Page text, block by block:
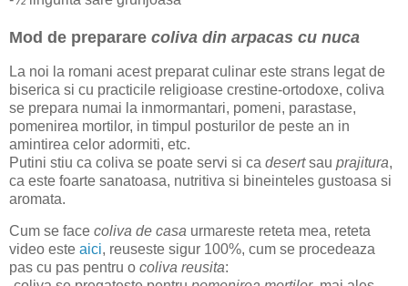
Mod de preparare coliva din arpacas cu nuca
La noi la romani acest preparat culinar este strans legat de
biserica si cu practicile religioase crestine-ortodoxe, coliva
se prepara numai la inmormantari, pomeni, parastase,
pomenirea mortilor, in timpul posturilor de peste an in
amintirea celor adormiti, etc.
Putini stiu ca coliva se poate servi si ca desertsau prajitura,
ca este foarte sanatoasa, nutritiva si bineinteles gustoasa si
aromata.
Cum se face coliva de casa urmareste reteta mea, reteta
video este aici, reuseste sigur 100%, cum se procedeaza
pas cu pas pentru o coliva reusita: